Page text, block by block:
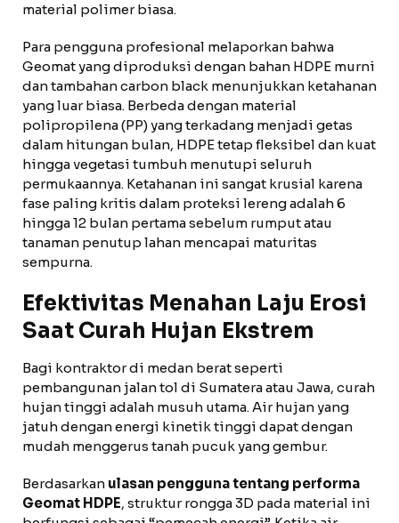
material polimer biasa.
Para pengguna profesional melaporkan bahwa
Geomat yang diproduksi dengan bahan HDPE murni
dan tambahan carbon black menunjukkan ketahanan
yang luar biasa. Berbeda dengan material
polipropilena (PP) yang terkadang menjadi getas
dalam hitungan bulan, HDPE tetap fleksibel dan kuat
hingga vegetasi tumbuh menutupi seluruh
permukaannya. Ketahanan ini sangat krusial karena
fase paling kritis dalam proteksi lereng adalah 6
hingga 12 bulan pertama sebelum rumput atau
tanaman penutup lahan mencapai maturitas
sempurna.
Efektivitas Menahan Laju Erosi
Saat Curah Hujan Ekstrem
Bagi kontraktor di medan berat seperti
pembangunan jalan tol di Sumatera atau Jawa, curah
hujan tinggi adalah musuh utama. Air hujan yang
jatuh dengan energi kinetik tinggi dapat dengan
mudah menggerus tanah pucuk yang gembur.
Berdasarkan ulasan pengguna tentang performa
Geomat HDPE, struktur rongga 3D pada material ini